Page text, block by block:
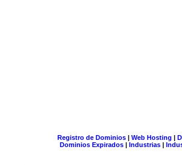
Registro de Dominios| Web Hosting |
Dominios Expirados | Industrias |